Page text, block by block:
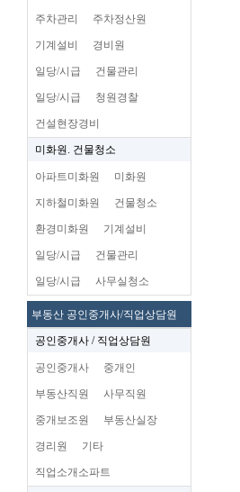
주차관리 주차정산원
기계설비 경비원
일당/시급 건물관리
일당/시급 청원경찰
건설현장경비
미화원. 건물청소
아파트미화원 미화원
지하철미화원 건물청소
환경미화원 기계설비
일당/시급 건물관리
일당/시급 사무실청소
부동산 공인중개사/직업상담원
공인중개사 / 직업상담원
공인중개사 중개인
부동산직원 사무직원
중개보조원 부동산실장
경리원 기타
직업소개소파트